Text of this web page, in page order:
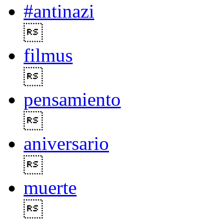
#antinazi
filmus
pensamiento
aniversario
muerte